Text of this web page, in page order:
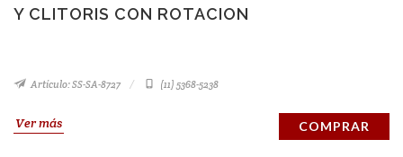
Y CLITORIS CON ROTACION
Artículo: SS-SA-8727 (11) 5368-5238
Ver más COMPRAR